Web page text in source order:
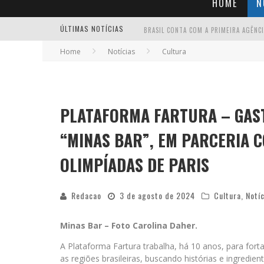
HOME
ÚLTIMAS NOTÍCIAS
Home Notícias Cultura
PLATAFORMA FARTURA –
“MINAS BAR”, EM PARCERIA
OLIMPÍADAS DE PARIS
Redacao 3 de agosto de 2024 Cultura
Minas Bar – Foto Carolina Daher.
A Plataforma Fartura trabalha, há 10 anos, para
as regiões brasileiras, buscando histórias e